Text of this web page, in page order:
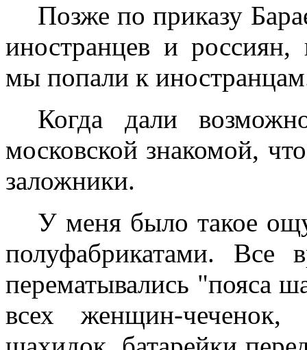
Позже по приказу
иностранцев и
мы попали к
Когда дали
московской знакомой,
заложники.
У меня было такое
полуфабрикатами. Все
перематывались "пояса
всех женщин-